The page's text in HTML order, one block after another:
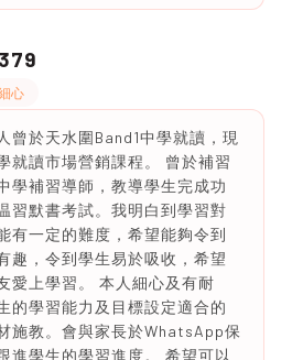
心
曾於天水圍Band1中學就讀，現
就讀市場營銷課程。 曾於補習
學補習導師，教導學生完成功
習默書考試。我明白到學習對
有一定的難度，希望能夠令到
趣，令到學生易於吸收，希望
愛上學習。 本人細心及有耐
的學習能力及目標設定適合的
施教。會與家長於WhatsApp保
進學生的學習進度。 希望可以